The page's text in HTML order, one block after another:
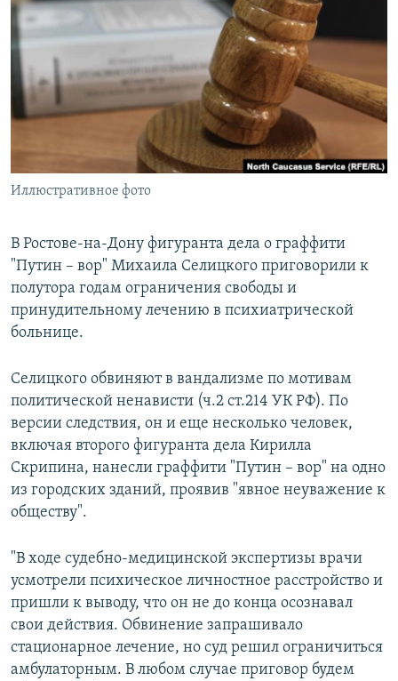
РАСПИСАНИЕ ВЕЩАНИЯ
ПОДПИШИТЕСЬ НА РАССЫЛКУ
СОЦИАЛЬНЫЕ СЕТИ
Иллюстративное фото
В Ростове-на-Дону фигуранта дела о граффити
"Путин – вор" Михаила Селицкого приговорили к
полутора годам ограничения свободы и
принудительному лечению в психиатрической
больнице.
Селицкого обвиняют в вандализме по мотивам
политической ненависти (ч.2 ст.214 УК РФ). По
версии следствия, он и еще несколько человек,
включая второго фигуранта дела Кирилла
Скрипина, нанесли граффити "Путин – вор" на одно
из городских зданий, проявив "явное неуважение к
обществу".
"В ходе судебно-медицинской экспертизы врачи
усмотрели психическое личностное расстройство и
пришли к выводу, что он не до конца осознавал
свои действия. Обвинение запрашивало
стационарное лечение, но суд решил ограничиться
амбулаторным. В любом случае приговор будем